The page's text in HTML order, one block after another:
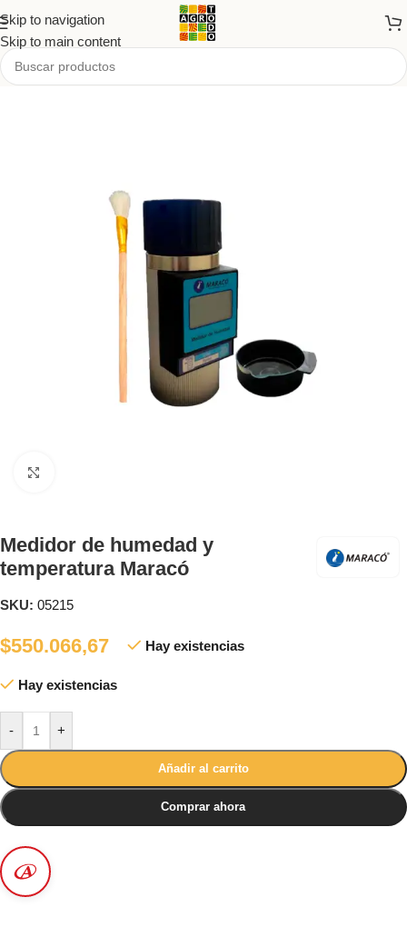
Skip to navigation
Skip to main content
Tienda
Medidor de humedad y
temperatura Maracó
SKU: 05215
$550.066,67 Hay existencias
Hay existencias
- +
Añadir al carrito
Comprar ahora